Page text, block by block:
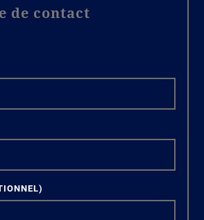
de contact